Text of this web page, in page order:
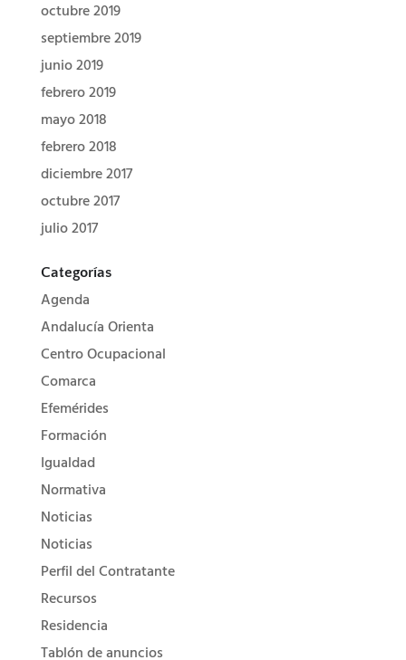
octubre 2019
septiembre 2019
junio 2019
febrero 2019
mayo 2018
febrero 2018
diciembre 2017
octubre 2017
julio 2017
Categorías
Agenda
Andalucía Orienta
Centro Ocupacional
Comarca
Efemérides
Formación
Igualdad
Normativa
Noticias
Noticias
Perfil del Contratante
Recursos
Residencia
Tablón de anuncios